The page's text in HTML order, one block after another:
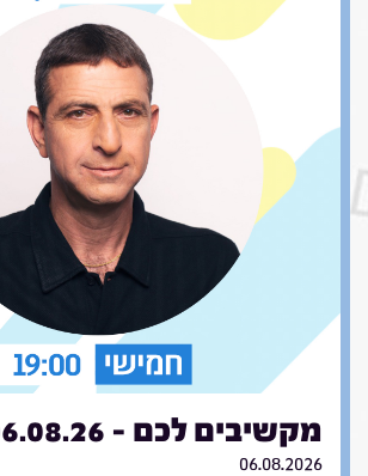
מקשיבים לכם - 06.08.26
06.08.2026